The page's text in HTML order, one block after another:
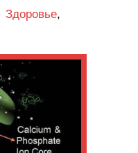
Здоровье,